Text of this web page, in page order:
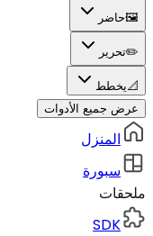
🖼️حاضر
✏️تحرير
📐يخطط
عرض جميع الأدوات
المنزل
سبورة
ملحقات
SDK